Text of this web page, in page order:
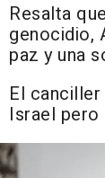
Resalta
genocidio,
paz y una
El
Israel